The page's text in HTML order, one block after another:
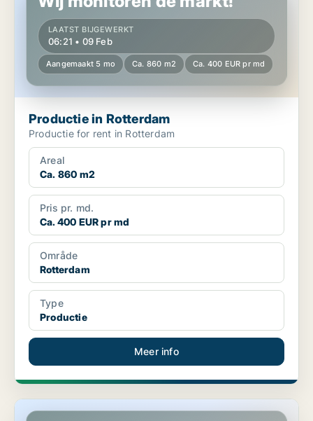
LAATST BIJGEWERKT
06:21 • 09 Feb
Aangemaakt 5 mo Ca. 860 m2 Ca. 400 EUR pr md
Productie in Rotterdam
Productie for rent in Rotterdam
Areal
Ca. 860 m2
Pris pr. md.
Ca. 400 EUR pr md
Område
Rotterdam
Type
Productie
Meer info
Productie in Rotterdam